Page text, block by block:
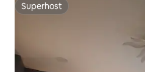
Superhost
Superhost